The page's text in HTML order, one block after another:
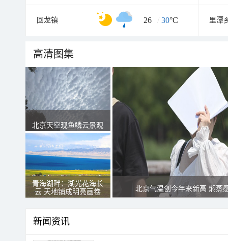
回龙镇 26 / 30°C 里潭
高清图集
北京天空现鱼鳞云景观
青海湖畔：湖光花海长
云 天地铺成明亮画卷
北京气温创今年来新高 焖蒸
新闻资讯